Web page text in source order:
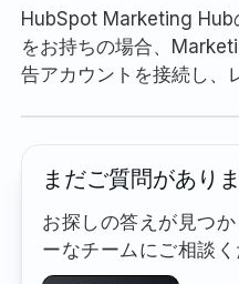
HubSpot Marketing Hub
をお持ちの場合、
告アカウントを接続し、
まだご質問があり
お探しの答えが見つ
ーなチームにご相談く